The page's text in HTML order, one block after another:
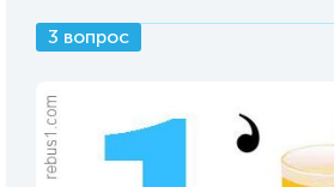
3 вопрос